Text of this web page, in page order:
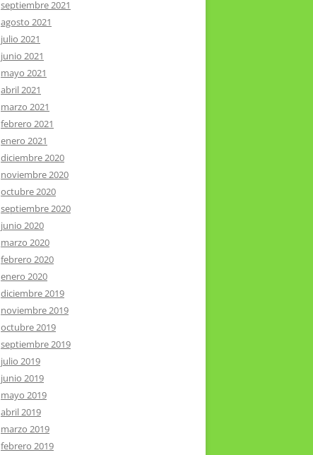
septiembre 2021
agosto 2021
julio 2021
junio 2021
mayo 2021
abril 2021
marzo 2021
febrero 2021
enero 2021
diciembre 2020
noviembre 2020
octubre 2020
septiembre 2020
junio 2020
marzo 2020
febrero 2020
enero 2020
diciembre 2019
noviembre 2019
octubre 2019
septiembre 2019
julio 2019
junio 2019
mayo 2019
abril 2019
marzo 2019
febrero 2019